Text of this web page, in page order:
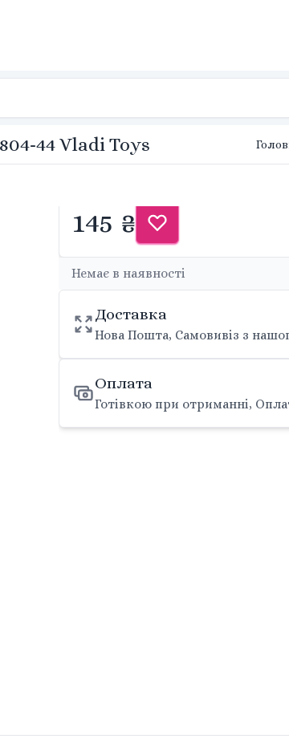
44 Vladi Toys
145 ₴
Немає в наявності
Доставка
Нова Пошта, Самовивіз з
Оплата
Готівкою при отриманні,